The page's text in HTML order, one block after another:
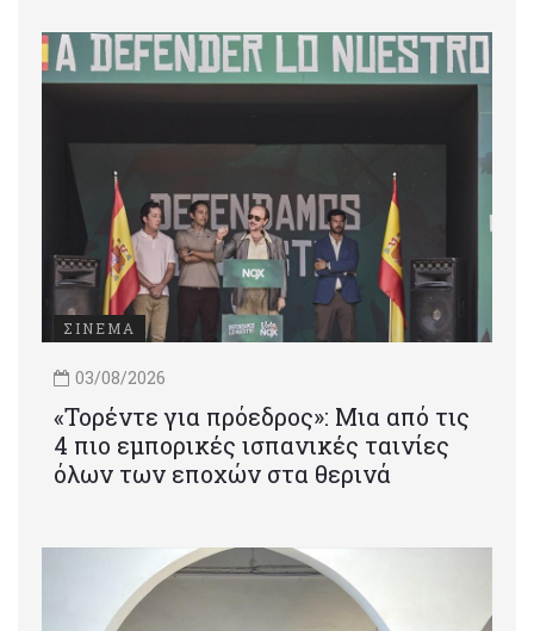
ΣΙΝΕΜΑ
03/08/2026
«Τορέντε για πρόεδρος»: Mια από τις
4 πιο εμπορικές ισπανικές ταινίες
όλων των εποχών στα θερινά